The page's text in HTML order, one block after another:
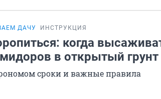
ДАЧУ ИНСТРУКЦИЯ
когда
в открытый грунт
сроки и важные правила